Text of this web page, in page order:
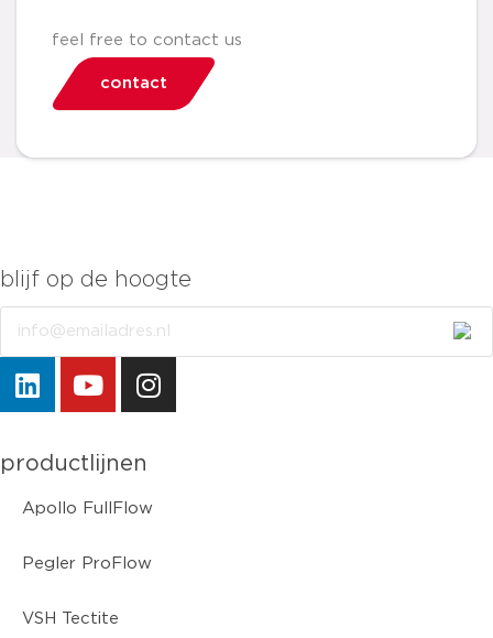
feel free to contact us
contact
blijf op de hoogte
productlijnen
Apollo FullFlow
Pegler ProFlow
VSH Tectite